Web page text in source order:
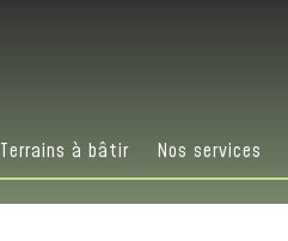
Terrains à bâtir Nos services